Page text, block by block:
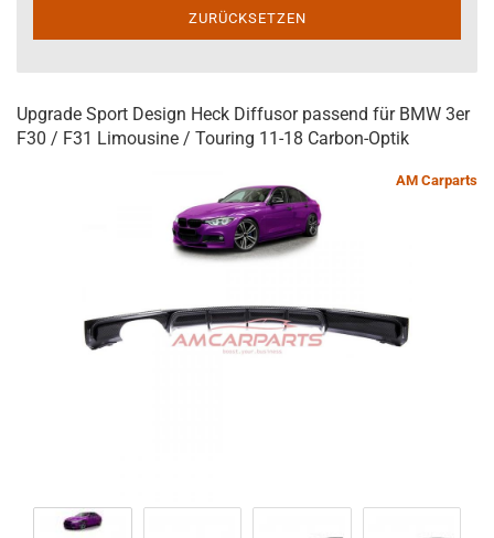
ZURÜCKSETZEN
Upgrade Sport Design Heck Diffusor passend für BMW 3er
F30 / F31 Limousine / Touring 11-18 Carbon-Optik
AM Carparts